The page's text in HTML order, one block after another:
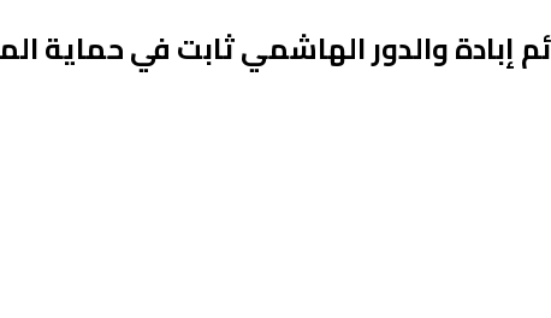
إبادة والدور الهاشمي ثابت في حماية